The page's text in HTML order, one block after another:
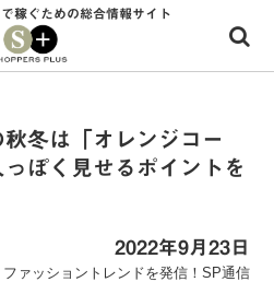
SP通信
稼ぐための総合情報サイト
冬は「オレンジコー
ぽく見せるポイントを
2022年9月23日
ファッショントレンドを発信！SP通信